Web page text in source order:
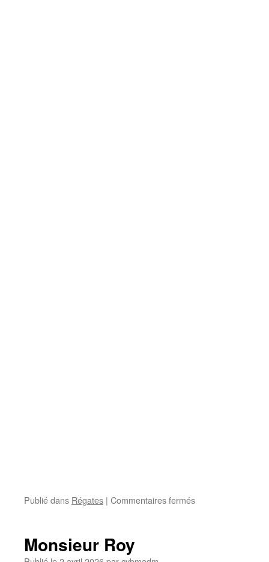
Publié dans Régates | Commentaires ferméssur
Monsieur Roy